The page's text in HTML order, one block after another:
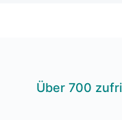
Über 700